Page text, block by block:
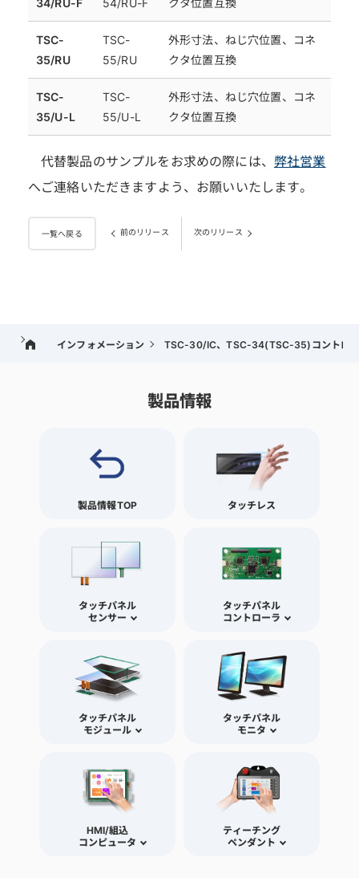
34/RU-F
54/RU-F
クタ位置互換
TSC-
35/RU
TSC-
55/RU
外形寸法、ねじ穴位置、コネ
クタ位置互換
TSC-
35/U-L
TSC-
55/U-L
外形寸法、ねじ穴位置、コネ
クタ位置互換
代替製品のサンプルをお求めの際には、 弊社営業
へご連絡いただきますよう、お願いいたします。
一覧へ戻る 前のリリース 次のリリース
インフォメーション TSC-30/IC、TSC-34(TSC-35)コントロー
製品情報
製品情報TOP タッチレス
タッチパネル
センサー
タッチパネル
コントローラ
タッチパネル
モジュール
タッチパネル
モニタ
HMI/組込
コンピュータ
ティーチング
ペンダント